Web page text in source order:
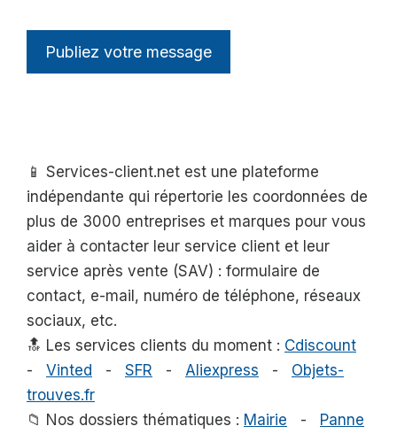
📱 Services-client.net est une plateforme
indépendante qui répertorie les coordonnées de
plus de 3000 entreprises et marques pour vous
aider à contacter leur service client et leur
service après vente (SAV) : formulaire de
contact, e-mail, numéro de téléphone, réseaux
sociaux, etc.
🔝 Les services clients du moment : Cdiscount
- Vinted - SFR - Aliexpress - Objets-
trouves.fr
📁 Nos dossiers thématiques : Mairie - Panne